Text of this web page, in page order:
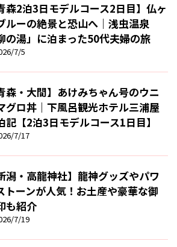
森2泊3日モデルコース2日目】仏ヶ
ルーの絶景と恐山へ｜浅虫温泉
の湯」に泊まった50代夫婦の旅
7/5
森・大間】あけみちゃん号のウニ
グロ丼｜下風呂観光ホテル三浦屋
記【2泊3日モデルコース1日目】
7/17
潟・高龍神社】龍神グッズやパワ
トーンが人気！お土産や豪華な御
も紹介
7/19